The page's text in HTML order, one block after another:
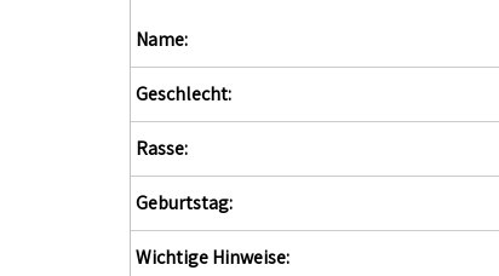
Name:
Geschlecht:
Rasse:
Geburtstag:
Wichtige Hinweise: